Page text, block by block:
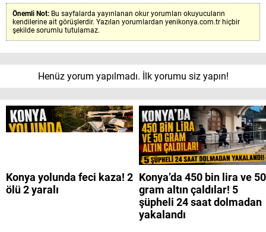
Önemli Not: Bu sayfalarda yayınlanan okur yorumları okuyucuların
kendilerine ait görüşlerdir. Yazılan yorumlardan yenikonya.com.tr hiçbir
şekilde sorumlu tutulamaz.
Henüz yorum yapılmadı. İlk yorumu siz yapın!
Konya yolunda feci kaza! 2
ölü 2 yaralı
Konya’da 450 bin lira ve 50
gram altın çaldılar! 5
şüpheli 24 saat dolmadan
yakalandı